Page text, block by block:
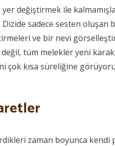
yer değiştirmek ile
Dizide sadece sesten oluşan
ve bir nevi
tüm melekler yeni
çok kısa süreliğine
zaman boyunca